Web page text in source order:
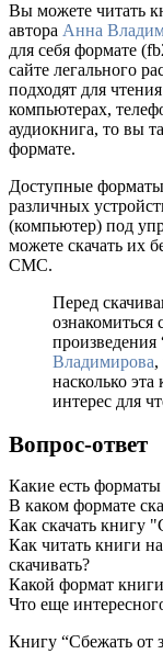
Вы можете читать
автора Анна
для себя формате
сайте легального
подходят для
компьютерах,
аудиокнига, то вы
формате.
Доступные
различных
(компьютер) под
можете скачать их
СМС.
Перед
ознакомиться
произведения
Владимирова,
насколько
интерес для
Вопрос-ответ
Какие есть
В каком формате
Как скачать книгу
Как читать книги
скачивать?
Какой формат
Что еще
Книгу “Сбежать от